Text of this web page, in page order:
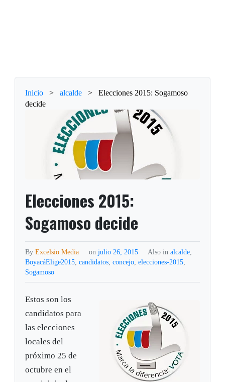
Inicio > alcalde >
Elecciones 2015: Sogamoso
decide
Elecciones 2015:
Sogamoso decide
ByExcelsio Media on julio 26, 2015 Also in alcalde,
BoyacáElige2015,candidatos,concejo,elecciones-2015,
Sogamoso
Estos son los
candidatos para
las elecciones
locales del
próximo 25 de
octubre en el